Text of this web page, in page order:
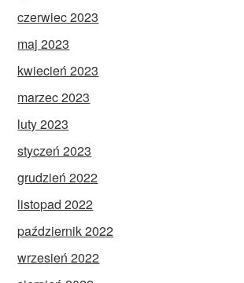
czerwiec 2023
maj 2023
kwiecień 2023
marzec 2023
luty 2023
styczeń 2023
grudzień 2022
listopad 2022
październik 2022
wrzesień 2022